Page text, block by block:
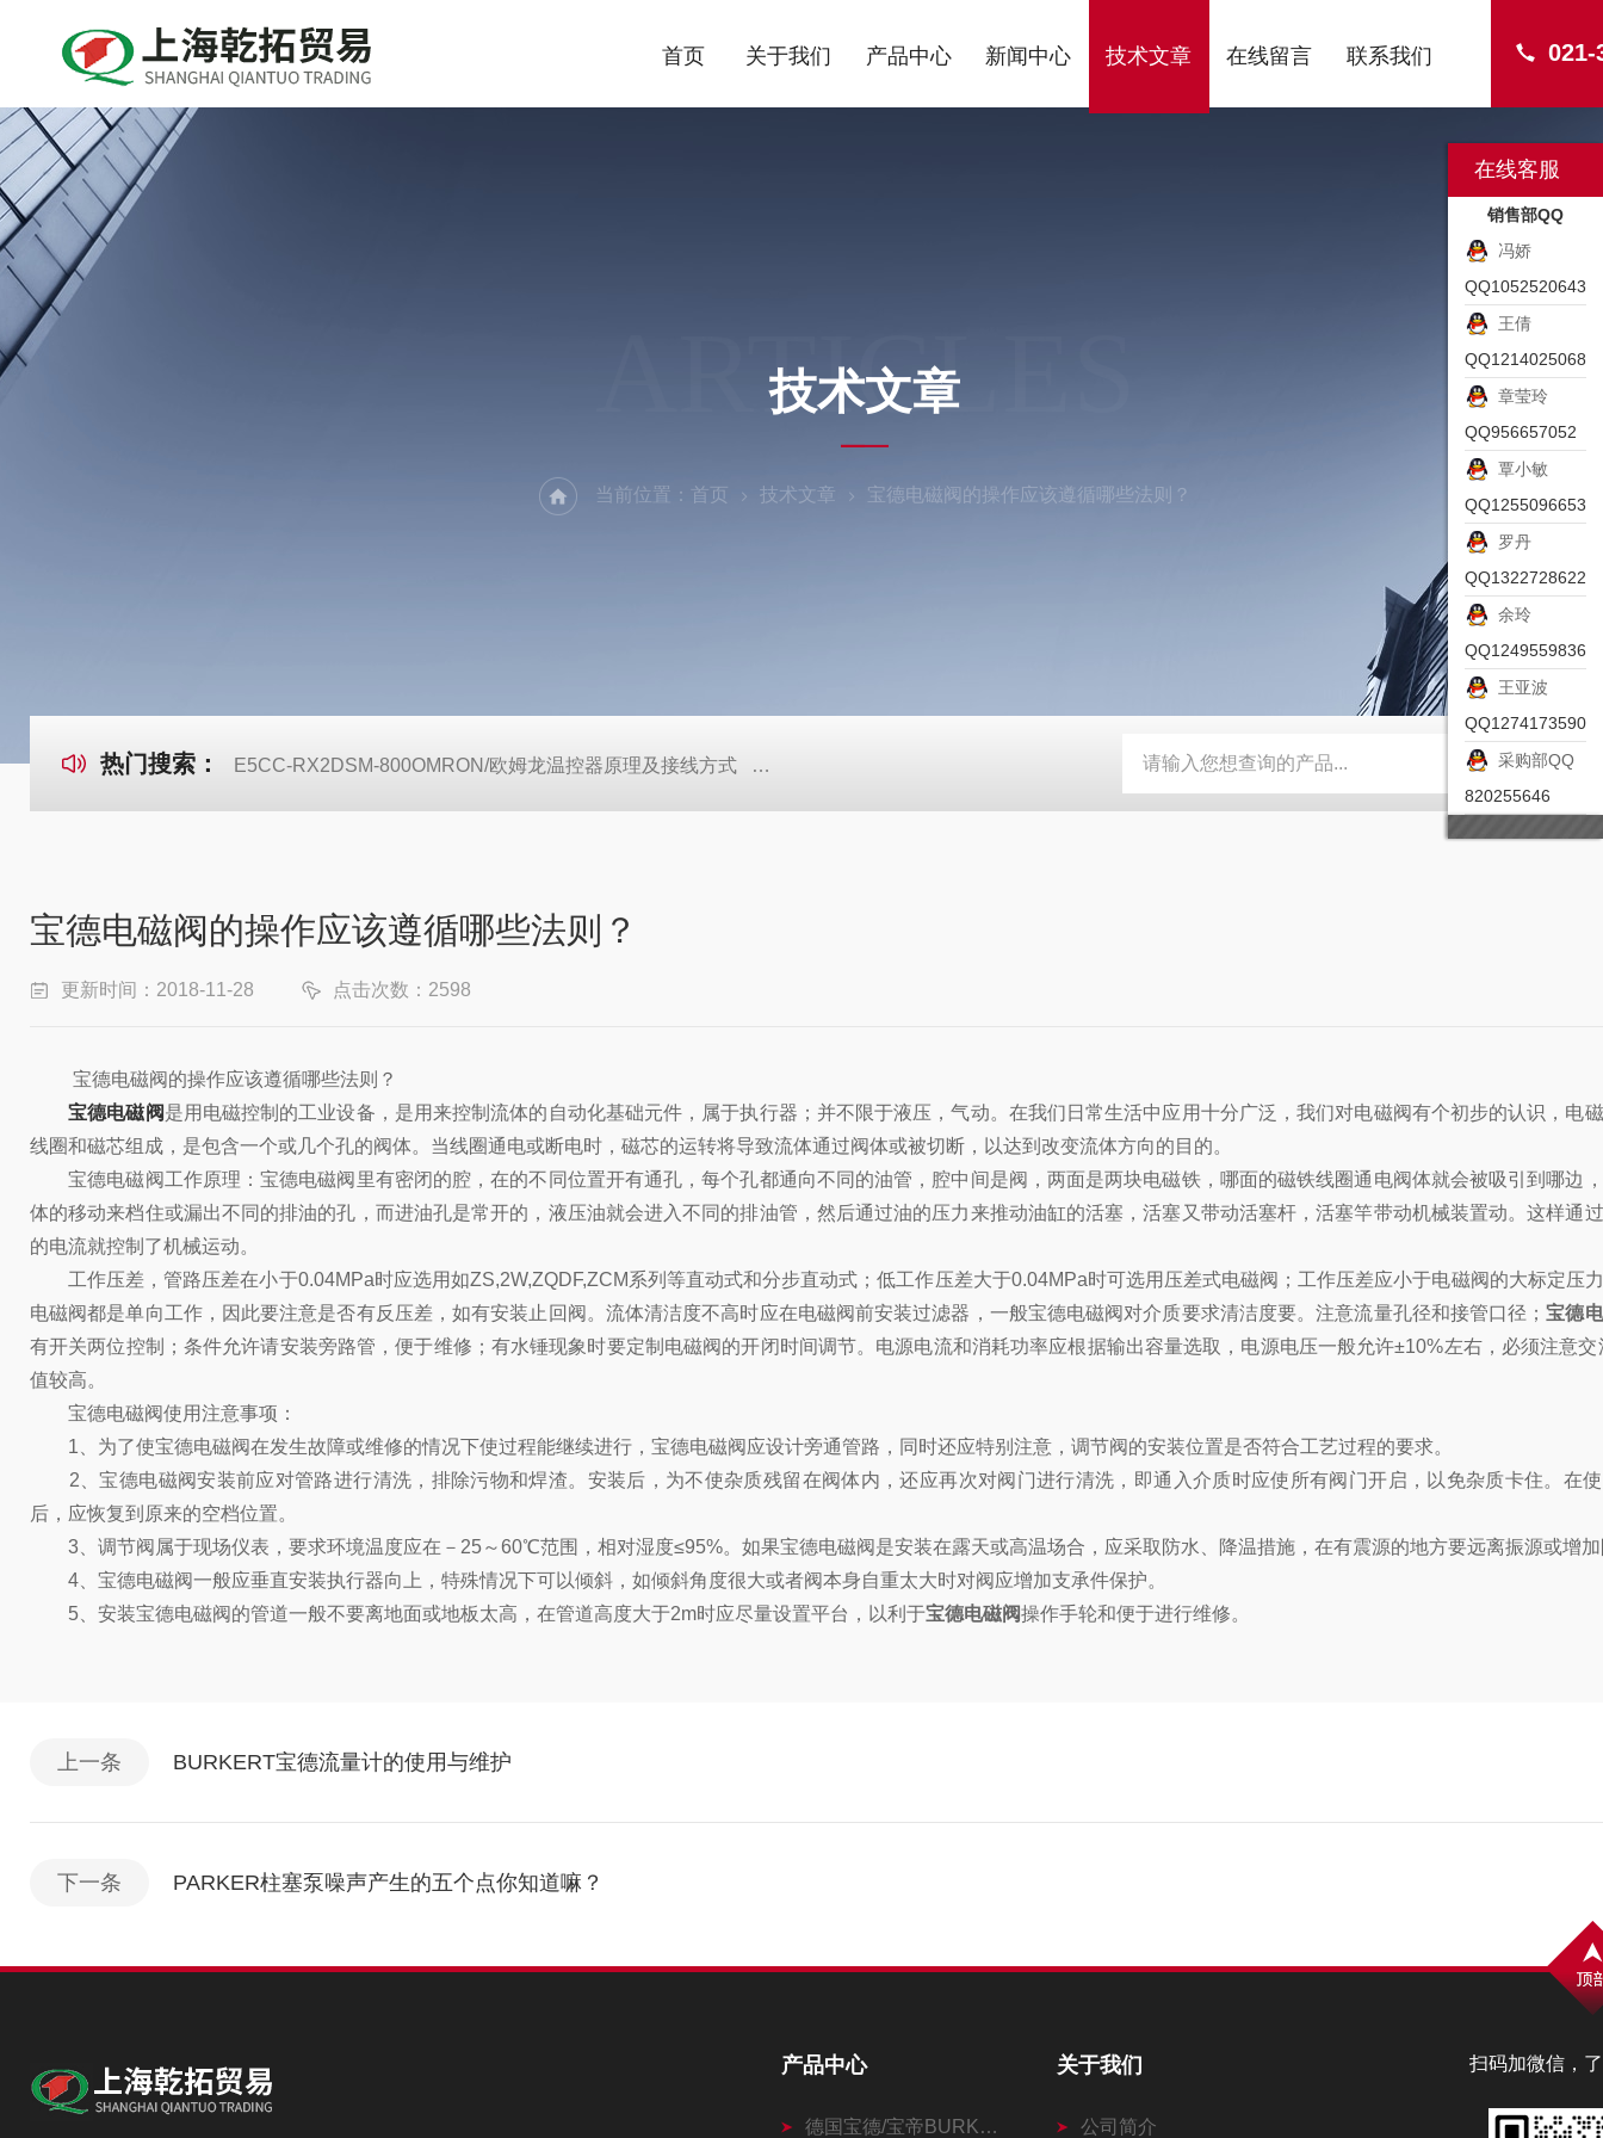
021-
首页 关于我们 产品中心 新闻中心 技术文章 在线留言 联系我们
ARTICLES
技术文章
当前位置： 首页 技术文章 宝德电磁阀的操作应该遵循哪些法则？
热门搜索： E5CC-RX2DSM-800OMRON/欧姆龙温控器原理及接线方式 日本SMC真空压力开关的中文资料ZK2-ZSEA-A *皮尔兹PILZ安全激光扫描仪 RZMO-TER-
宝德电磁阀的操作应该遵循哪些法则？
更新时间：2018-11-28 点击次数：2598
宝德电磁阀的操作应该遵循哪些法则？
宝德电磁阀是用电磁控制的工业设备，是用来控制流体的自动化基础元件，属于执行器；并不限于液压，气动。在我们日常生活中应用十分广泛，我们对电磁阀有个初步的认识，电
线圈和磁芯组成，是包含一个或几个孔的阀体。当线圈通电或断电时，磁芯的运转将导致流体通过阀体或被切断，以达到改变流体方向的目的。
宝德电磁阀工作原理：宝德电磁阀里有密闭的腔，在的不同位置开有通孔，每个孔都通向不同的油管，腔中间是阀，两面是两块电磁铁，哪面的磁铁线圈通电阀体就会被吸引到哪边
体的移动来档住或漏出不同的排油的孔，而进油孔是常开的，液压油就会进入不同的排油管，然后通过油的压力来推动油缸的活塞，活塞又带动活塞杆，活塞竿带动机械装置动。这样通
的电流就控制了机械运动。
工作压差，管路压差在小于0.04MPa时应选用如ZS,2W,ZQDF,ZCM系列等直动式和分步直动式；低工作压差大于0.04MPa时可选用压差式电磁阀；工作压差应小于电磁阀的大标定压
电磁阀都是单向工作，因此要注意是否有反压差，如有安装止回阀。流体清洁度不高时应在电磁阀前安装过滤器，一般宝德电磁阀对介质要求清洁度要。注意流量孔径和接管口径；宝德
有开关两位控制；条件允许请安装旁路管，便于维修；有水锤现象时要定制电磁阀的开闭时间调节。电源电流和消耗功率应根据输出容量选取，电源电压一般允许±10%左右，必须注意交
值较高。
宝德电磁阀使用注意事项：
1、为了使宝德电磁阀在发生故障或维修的情况下使过程能继续进行，宝德电磁阀应设计旁通管路，同时还应特别注意，调节阀的安装位置是否符合工艺过程的要求。
2、宝德电磁阀安装前应对管路进行清洗，排除污物和焊渣。安装后，为不使杂质残留在阀体内，还应再次对阀门进行清洗，即通入介质时应使所有阀门开启，以免杂质卡住。在
后，应恢复到原来的空档位置。
3、调节阀属于现场仪表，要求环境温度应在－25～60℃范围，相对湿度≤95%。如果宝德电磁阀是安装在露天或高温场合，应采取防水、降温措施，在有震源的地方要远离振源或增
4、宝德电磁阀一般应垂直安装执行器向上，特殊情况下可以倾斜，如倾斜角度很大或者阀本身自重太大时对阀应增加支承件保护。
5、安装宝德电磁阀的管道一般不要离地面或地板太高，在管道高度大于2m时应尽量设置平台，以利于宝德电磁阀操作手轮和便于进行维修。
上一条 BURKERT宝德流量计的使用与维护
下一条 PARKER柱塞泵噪声产生的五个点你知道嘛？
扫码加微信，
产品中心
德国宝德/宝帝BURKERT
关于我们
公司简介
在线客服
销售部QQ
冯娇
QQ1052520643
王倩
QQ1214025068
章莹玲
QQ956657052
覃小敏
QQ1255096653
罗丹
QQ1322728622
余玲
QQ1249559836
王亚波
QQ1274173590
采购部QQ
820255646